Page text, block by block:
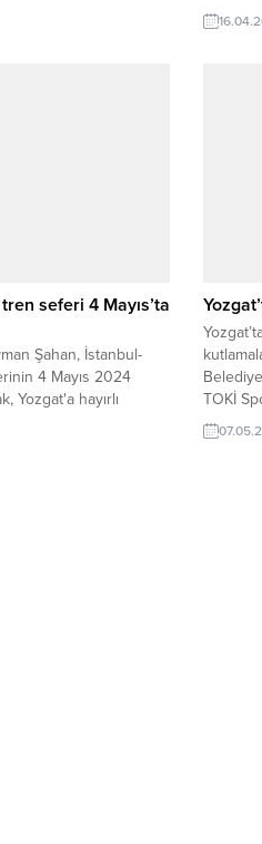
Büyük Camide
namazı sonrası
seferi 4 Mayıs’ta
Şahan, İstanbul-
4 Mayıs 2024
Yozgat'a hayırlı
TOKİ
Yozgat
Kazım
Talip